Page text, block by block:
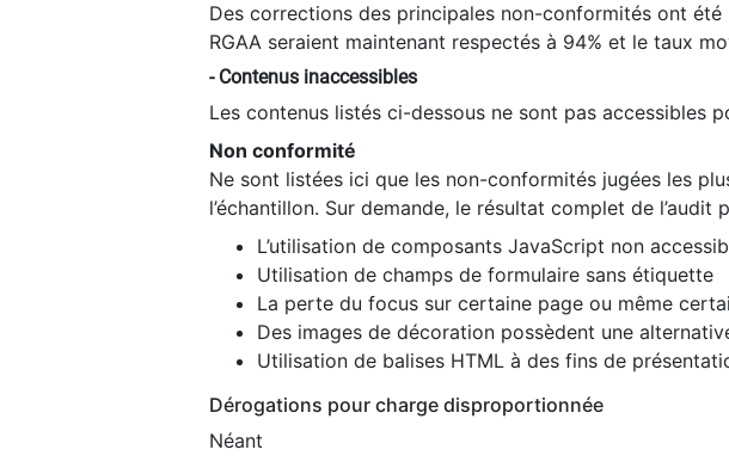
Des corrections des principales non-conformités ont
RGAA seraient maintenant respectés à 94% et le taux
- Contenus inaccessibles
Les contenus listés ci-dessous ne sont pas accessibles
Non conformité
Ne sont listées ici que les non-conformités jugées les
l’échantillon. Sur demande, le résultat complet de
L’utilisation de composants JavaScript non
Utilisation de champs de formulaire sans étiquette
La perte du focus sur certaine page ou même
Des images de décoration possèdent une
Utilisation de balises HTML à des fins de
Dérogations pour charge disproportionnée
Néant